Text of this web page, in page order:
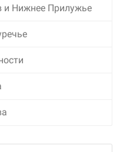
и Нижнее Прилужье
Делясь своими
интересами и
поведении во время
сайта, вы повышаете